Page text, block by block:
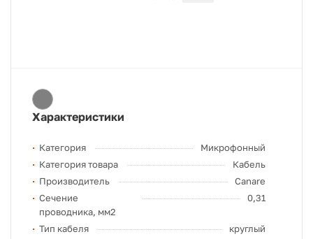
Характеристики
Категория
Микрофонный
Категория товара
Кабель
Производитель
Canare
Сечение
проводника, мм2
0,31
Тип кабеля
круглый